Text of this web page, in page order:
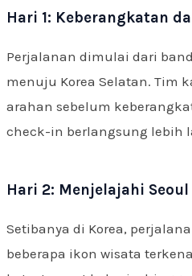
Hari 1: Keberangkatan
Perjalanan dimulai dari
menuju Korea Selatan. Tim
arahan sebelum
check-in berlangsung lebih
Hari 2: Menjelajahi Seoul
Setibanya di Korea,
beberapa ikon wisata